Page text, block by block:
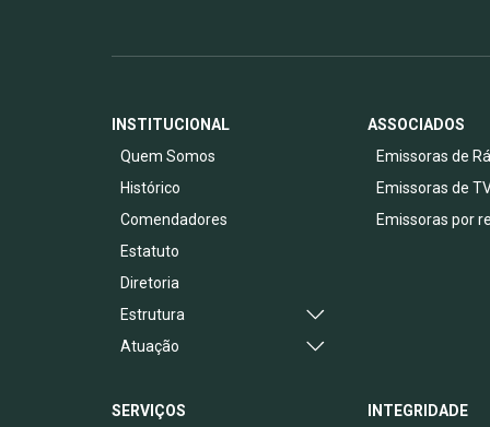
INSTITUCIONAL
Quem Somos
Histórico
Comendadores
Estatuto
Diretoria
Estrutura
Atuação
ASSOCIADOS
Emissoras de
Emissoras de
Emissoras por
SERVIÇOS
INTEGRIDADE